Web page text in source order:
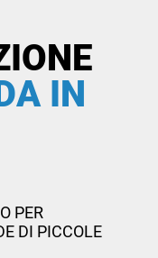
IN
PER
DI PICCOLE